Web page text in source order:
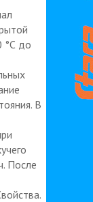
°С до
В
После